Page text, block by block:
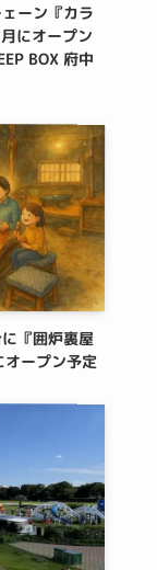
ーン『カラ
にオープン
BOX 府中
『囲炉裏屋
ープン予定